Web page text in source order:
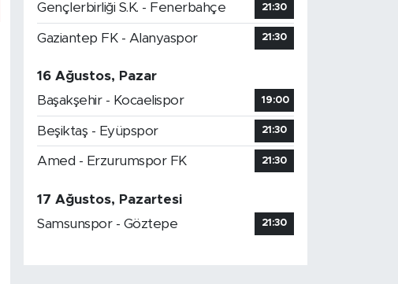
Gençlerbirliği S.K. - Fenerbahçe 21:30
Gaziantep FK - Alanyaspor 21:30
16 Ağustos, Pazar
Başakşehir - Kocaelispor
19:00
Beşiktaş - Eyüpspor 21:30
Amed - Erzurumspor FK 21:30
17 Ağustos, Pazartesi
Samsunspor - Göztepe
21:30